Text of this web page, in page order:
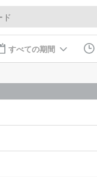
すべての期間